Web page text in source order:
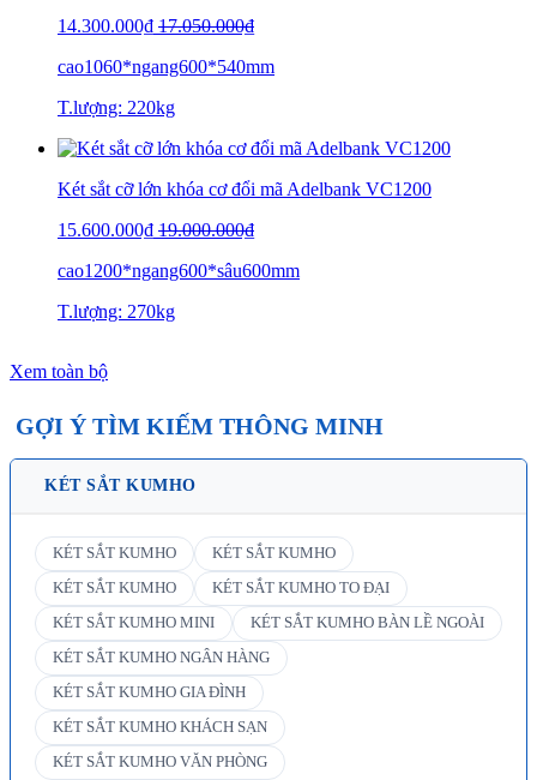
14.300.000₫ 17.050.000₫
cao1060*ngang600*540mm
T.lượng: 220kg
Két sắt cỡ lớn khóa cơ đổi mã Adelbank VC1200
15.600.000₫ 19.000.000₫
cao1200*ngang600*sâu600mm
T.lượng: 270kg
Xem toàn bộ
GỢI Ý TÌM KIẾM THÔNG MINH
KÉT SẮT KUMHO
KÉT SẮT KUMHO KÉT SẮT KUMHO
KÉT SẮT KUMHO KÉT SẮT KUMHO TO ĐẠI
KÉT SẮT KUMHO MINI KÉT SẮT KUMHO BÀN LỀ NGOÀI
KÉT SẮT KUMHO NGÂN HÀNG
KÉT SẮT KUMHO GIA ĐÌNH
KÉT SẮT KUMHO KHÁCH SẠN
KÉT SẮT KUMHO VĂN PHÒNG